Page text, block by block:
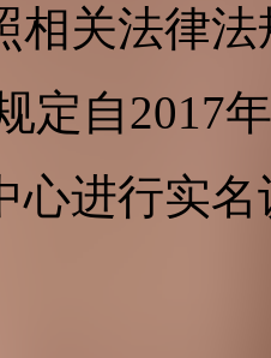
相关法律
定自2017
心进行实名